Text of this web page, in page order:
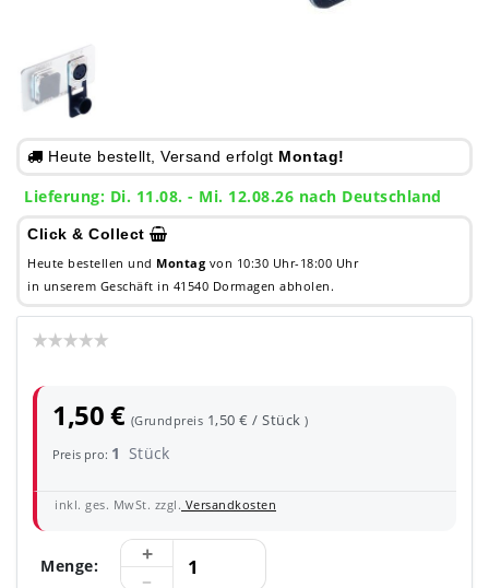
Heute bestellt, Versand erfolgt Montag!
Lieferung: Di. 11.08. - Mi. 12.08.26 nach Deutschland
Click & Collect
Heute bestellen und Montag von 10:30 Uhr-18:00 Uhr
in unserem Geschäft in 41540 Dormagen abholen.
1,50 € (Grundpreis 1,50 € / Stück)
Preis pro: 1 Stück
inkl. ges. MwSt. zzgl. Versandkosten
Menge: